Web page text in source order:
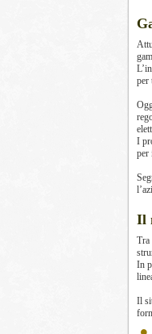
per
I
per
Il
Tra
In
Il